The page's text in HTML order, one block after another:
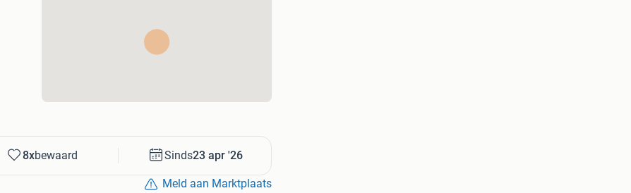
8xbewaard Sinds23 apr '26
Meld aan Marktplaats